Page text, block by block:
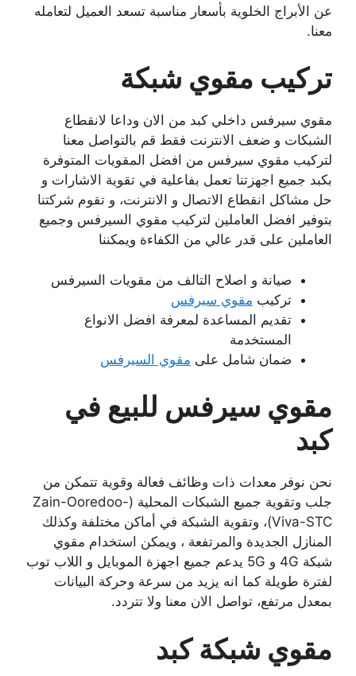
عن الأبراج الخلوية بأسعار مناسبة تسعد العميل لتعامله
معنا.
تركيب مقوي شبكة
مقوي سيرفس داخلي كبد من الان وداعا لانقطاع
الشبكات و ضعف الانترنت فقط قم بالتواصل معنا
لتركيب مقوي سيرفس من افضل المقويات المتوفرة
بكبد جميع اجهزتنا تعمل بفاعلية في تقوية الاشارات و
حل مشاكل انقطاع الاتصال و الانترنت، و تقوم شركتنا
بتوفير افضل العاملين لتركيب مقوي السيرفس وجميع
العاملين على قدر عالي من الكفاءة ويمكننا
صيانة و اصلاح التالف من مقويات السيرفس
تركيب مقوي سيرفس
تقديم المساعدة لمعرفة افضل الانواع
المستخدمة
ضمان شامل على مقوي السيرفس
مقوي سيرفس للبيع في
كبد
نحن نوفر معدات ذات وظائف فعالة وقوية تتمكن من
جلب وتقوية جميع الشبكات المحلية (Zain-Ooredoo-
Viva-STC)، وتقوية الشبكة في أماكن مختلفة وكذلك
المنازل الجديدة والمرتفعة ، ويمكن استخدام مقوي
شبكة 4G و 5G يدعم جميع اجهزة الموبايل و اللاب توب
لفترة طويلة كما انه يزيد من سرعة وحركة البيانات
بمعدل مرتفع، تواصل الان معنا ولا تتردد.
مقوي شبكة كبد